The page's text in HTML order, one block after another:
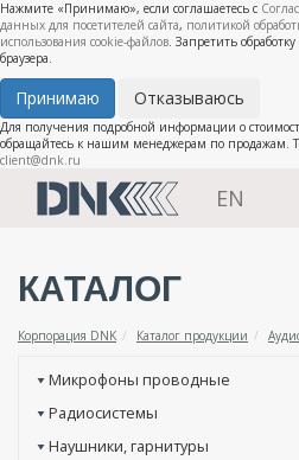
Нажмите «Принимаю», если соглашаетесь с
данных для посетителей сайта, политикой
использования cookie-файлов. Запретить
браузера.
Принимаю Отказываюсь
Для получения подробной информации о
обращайтесь к нашим менеджерам по продажам.
client@dnk.ru
EN
КАТАЛОГ
Корпорация DNK Каталог продукции
Микрофоны проводные
Радиосистемы
Наушники, гарнитуры